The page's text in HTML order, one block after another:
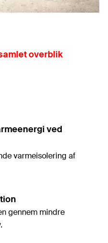
overblik
ved
varmeisolering af
gennem mindre